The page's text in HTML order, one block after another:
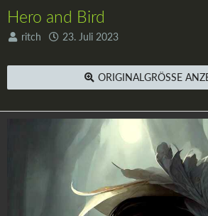
Hero and Bird
ritch 23. Juli 2023
ORIGINALGRÖSSE